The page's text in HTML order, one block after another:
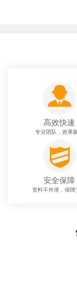
高效快速
专业团队，效果
安全保障
资料不外泄，保障